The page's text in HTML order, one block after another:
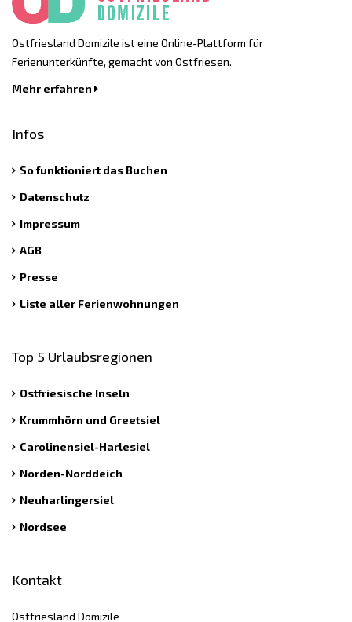
Ostfriesland Domizile ist eine Online-Plattform für
Ferienunterkünfte, gemacht von Ostfriesen.
Mehr erfahren
Infos
So funktioniert das Buchen
Datenschutz
Impressum
AGB
Presse
Liste aller Ferienwohnungen
Top 5 Urlaubsregionen
Ostfriesische Inseln
Krummhörn und Greetsiel
Carolinensiel-Harlesiel
Norden-Norddeich
Neuharlingersiel
Nordsee
Kontakt
Ostfriesland Domizile